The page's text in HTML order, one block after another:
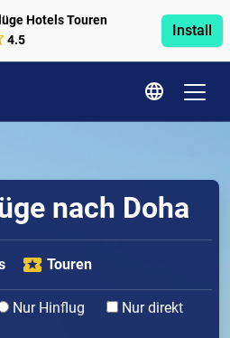
Hotels Touren
4.5
Install
nach Doha
Touren
Nur Hinflug
Nur direkt